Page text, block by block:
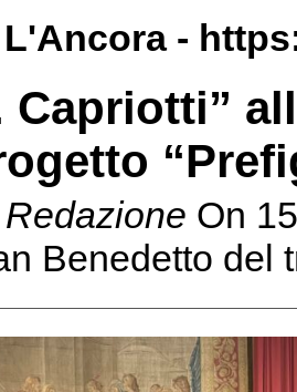
-
Capriotti”
Redazione On
Benedetto del